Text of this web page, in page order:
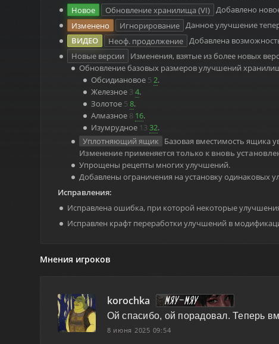
Новое
Обновление хранилища (VI) Добавлено
Изменено
Игнорирование Данное улучшение
Неоф. продолжение Добавлена
Новые версии
Изменения, взятые из более новых
Обновление базовых размеров улучшений
Обсидиановое 52.
Железное 34.
Золотое 58.
Алмазное 8 16.
Изумрудное 1332.
Уплотняющий ящик
Базовая вместимость ящика
Изменение применяется только к вновь
Упрощены рецепты многих улучшений.
Добавлены ограничения на установку одинаковых
Исправлена ошибка, при которой некоторые
Исправлен крафт переработки улучшений в
Мнения игроков
korochka
Ой спасибо, ой порадовал. Теперь
8 июня 2025 09:54